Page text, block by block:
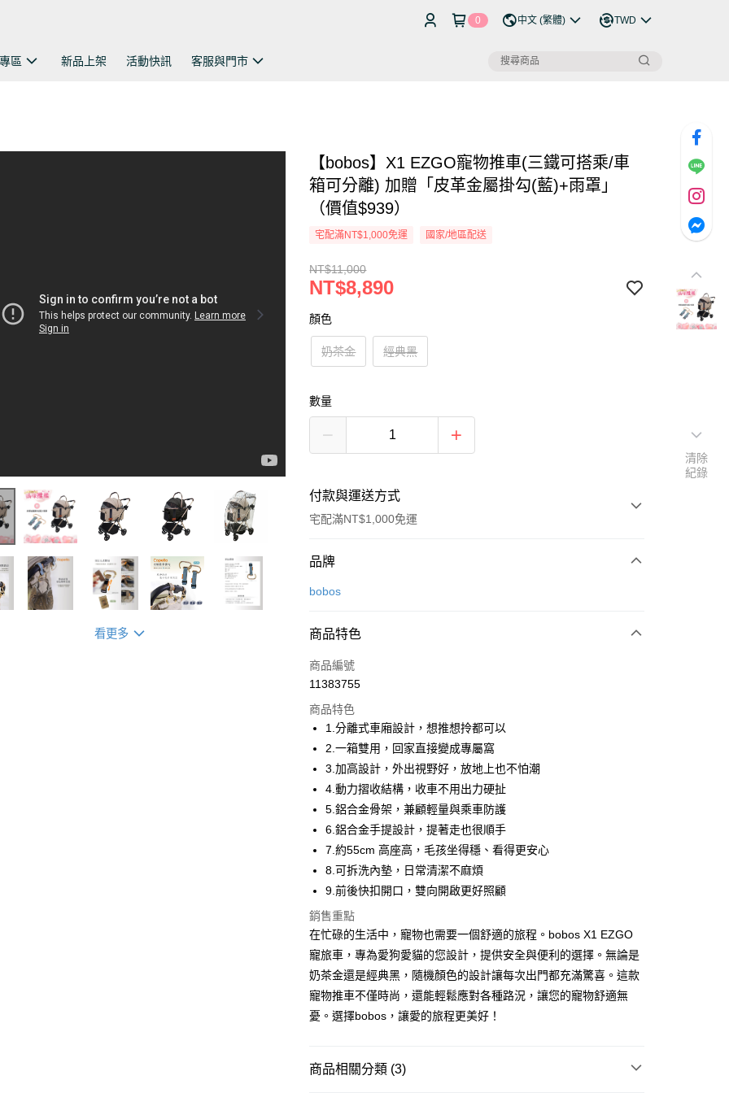
0 中文 (繁體) TWD
區 新品上架 活動快訊 客服與門市
看更多
【bobos】X1 EZGO寵物推車(三鐵可搭乘/車
箱可分離) 加贈「皮革金屬掛勾(藍)+雨罩」
（價值$939）
宅配滿NT$1,000免運 國家/地區配送
NT$11,000
NT$8,890
顏色
奶茶金 經典黑
數量
付款與運送方式
宅配滿NT$1,000免運
付款方式
信用卡一次付款
悠遊付
ATM付款
運送方式
基本宅配
每筆NT$150，滿NT$1,000(含以上)免運費
國際配送運費
國家/地區配送
品牌
bobos
商品特色
商品編號
11383755
商品特色
1.分離式車廂設計，想推想拎都可以
2.一箱雙用，回家直接變成專屬窩
3.加高設計，外出視野好，放地上也不怕潮
4.動力摺收結構，收車不用出力硬扯
5.鋁合金骨架，兼顧輕量與乘車防護
6.鋁合金手提設計，提著走也很順手
7.約55cm 高座高，毛孩坐得穩、看得更安心
8.可拆洗內墊，日常清潔不麻煩
9.前後快扣開口，雙向開啟更好照顧
銷售重點
在忙碌的生活中，寵物也需要一個舒適的旅程。bobos X1 EZGO
寵旅車，專為愛狗愛貓的您設計，提供安全與便利的選擇。無論是
奶茶金還是經典黑，隨機顏色的設計讓每次出門都充滿驚喜。這款
寵物推車不僅時尚，還能輕鬆應對各種路況，讓您的寵物舒適無
憂。選擇bobos，讓愛的旅程更美好！
商品相關分類 (3)
清除
紀錄